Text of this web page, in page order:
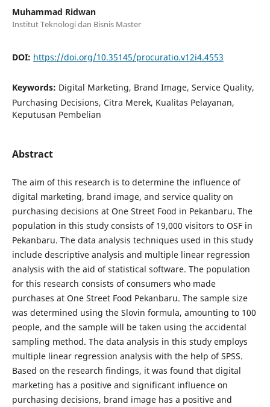
Muhammad Ridwan
Institut Teknologi dan Bisnis Master
DOI: https://doi.org/10.35145/procuratio.v12i4.4553
Keywords: Digital Marketing, Brand Image, Service Quality,
Purchasing Decisions, Citra Merek, Kualitas Pelayanan,
Keputusan Pembelian
Abstract
The aim of this research is to determine the influence of
digital marketing, brand image, and service quality on
purchasing decisions at One Street Food in Pekanbaru. The
population in this study consists of 19,000 visitors to OSF in
Pekanbaru. The data analysis techniques used in this study
include descriptive analysis and multiple linear regression
analysis with the aid of statistical software. The population
for this research consists of consumers who made
purchases at One Street Food Pekanbaru. The sample size
was determined using the Slovin formula, amounting to 100
people, and the sample will be taken using the accidental
sampling method. The data analysis in this study employs
multiple linear regression analysis with the help of SPSS.
Based on the research findings, it was found that digital
marketing has a positive and significant influence on
purchasing decisions, brand image has a positive and